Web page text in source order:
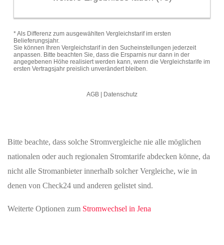
Bitte beachte, dass solche Stromvergleiche nie alle möglichen
nationalen oder auch regionalen Stromtarife abdecken könne, da
nicht alle Stromanbieter innerhalb solcher Vergleiche, wie in
denen von Check24 und anderen gelistet sind.
Weiterte Optionen zum Stromwechsel in Jena